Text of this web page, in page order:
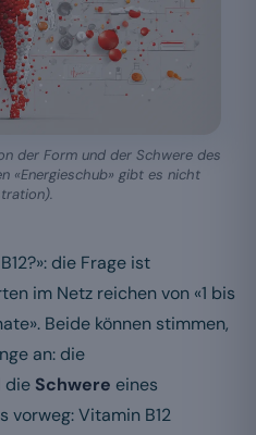
der Form und der Schwere des
«Energieschub» gibt es nicht
die Frage ist
im Netz reichen von «1 bis
Beide können stimmen,
an: die
die Schwere eines
vorweg: Vitamin B12